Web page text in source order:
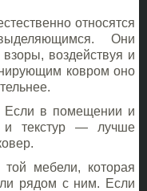
относятся
Они
воздействуя и
ковром оно
Если в помещении и
и текстур — лучше
мебели, которая
рядом с ним. Если